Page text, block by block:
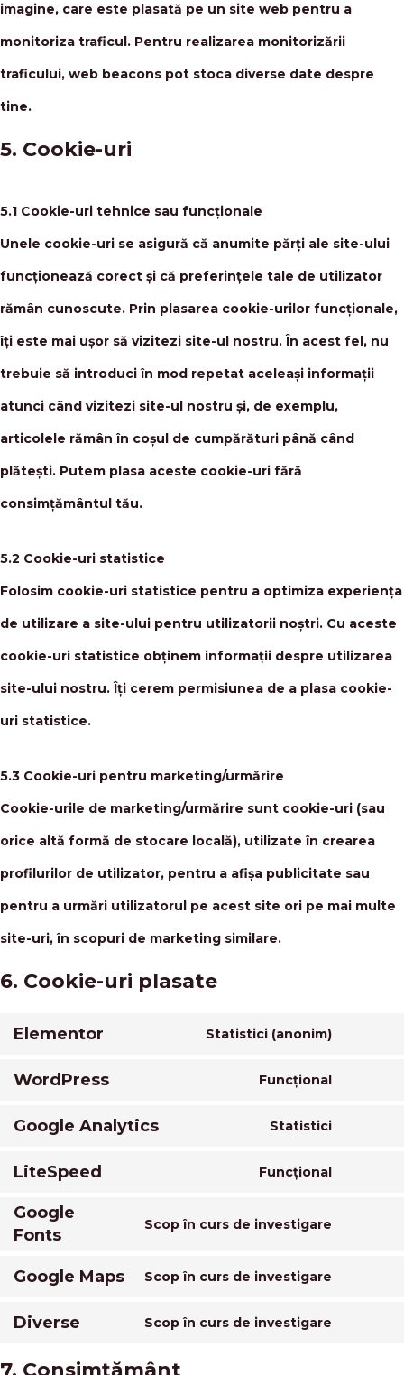
imagine, care este plasată pe un site web pentru a
monitoriza traficul. Pentru realizarea monitorizării
traficului, web beacons pot stoca diverse date despre
tine.
5. Cookie-uri
5.1 Cookie-uri tehnice sau funcționale
Unele cookie-uri se asigură că anumite părți ale site-ului
funcționează corect și că preferințele tale de utilizator
rămân cunoscute. Prin plasarea cookie-urilor funcționale,
îți este mai ușor să vizitezi site-ul nostru. În acest fel, nu
trebuie să introduci în mod repetat aceleași informații
atunci când vizitezi site-ul nostru și, de exemplu,
articolele rămân în coșul de cumpărături până când
plătești. Putem plasa aceste cookie-uri fără
consimțământul tău.
5.2 Cookie-uri statistice
Folosim cookie-uri statistice pentru a optimiza experiența
de utilizare a site-ului pentru utilizatorii noștri. Cu aceste
cookie-uri statistice obținem informații despre utilizarea
site-ului nostru. Îți cerem permisiunea de a plasa cookie-
uri statistice.
5.3 Cookie-uri pentru marketing/urmărire
Cookie-urile de marketing/urmărire sunt cookie-uri (sau
orice altă formă de stocare locală), utilizate în crearea
profilurilor de utilizator, pentru a afișa publicitate sau
pentru a urmări utilizatorul pe acest site ori pe mai multe
site-uri, în scopuri de marketing similare.
6. Cookie-uri plasate
Elementor Statistici (anonim)
WordPress Funcțional
Google Analytics Statistici
LiteSpeed Funcțional
Google
Fonts
Scop în curs de investigare
Google Maps Scop în curs de investigare
Diverse Scop în curs de investigare
7. Consimțământ